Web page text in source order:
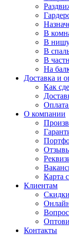
В
В
В
В
На
Доставка и
Как
Оплата
О компании
Карта
Клиентам
Контакты